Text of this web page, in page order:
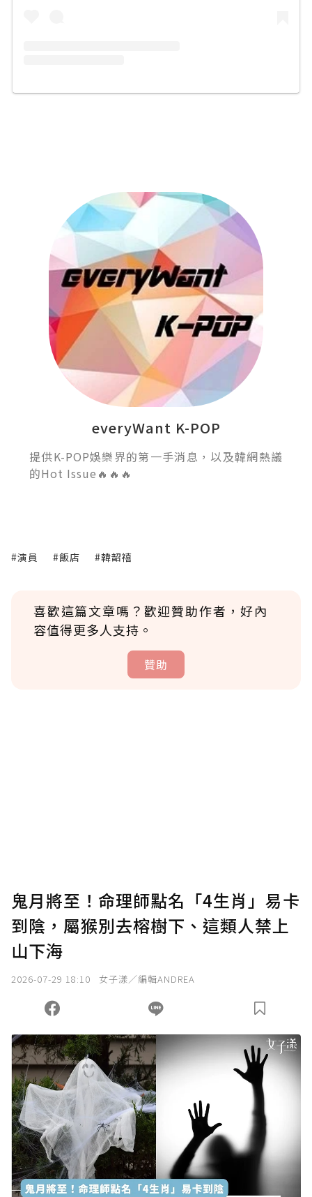
everyWant K-POP
提供K-POP娛樂界的第一手消息，以及韓網熱議
的Hot Issue🔥🔥🔥
#演員 #飯店 #韓韶禧
喜歡這篇文章嗎？歡迎贊助作者，好內
容值得更多人支持。
贊助
確認送出
您當前剩餘 U 利點數：0點；前往 購買點數
鬼月將至！命理師點名「4生肖」易卡
到陰，屬猴別去榕樹下、這類人禁上
山下海
2026-07-29 18:10 女子漾／編輯ANDREA